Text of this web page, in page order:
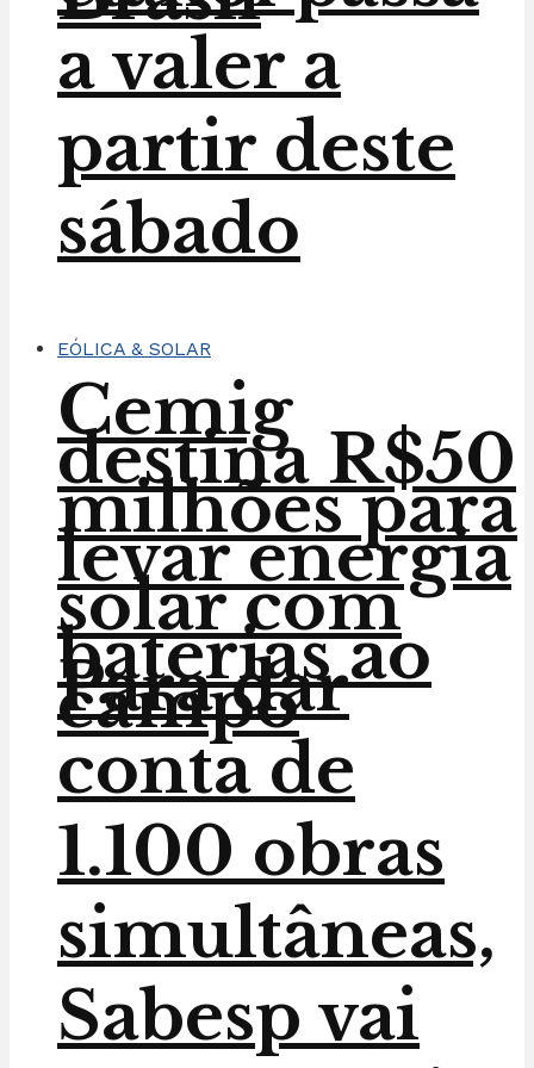
Cemig
destina R$50
milhões para
levar energia
solar com
baterias ao
campo
a valer a
partir deste
sábado
EÓLICA & SOLAR
Para dar
conta de
1.100 obras
simultâneas,
Sabesp vai